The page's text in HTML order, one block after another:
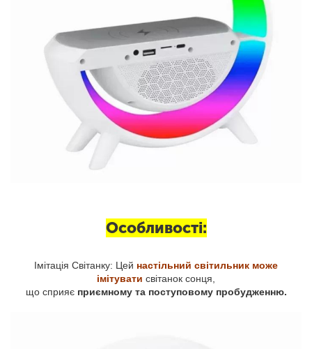
Особливості:
Імітація Світанку: Цей настільний світильник може
імітувати світанок сонця,
що сприяє приємному та поступовому пробудженню.